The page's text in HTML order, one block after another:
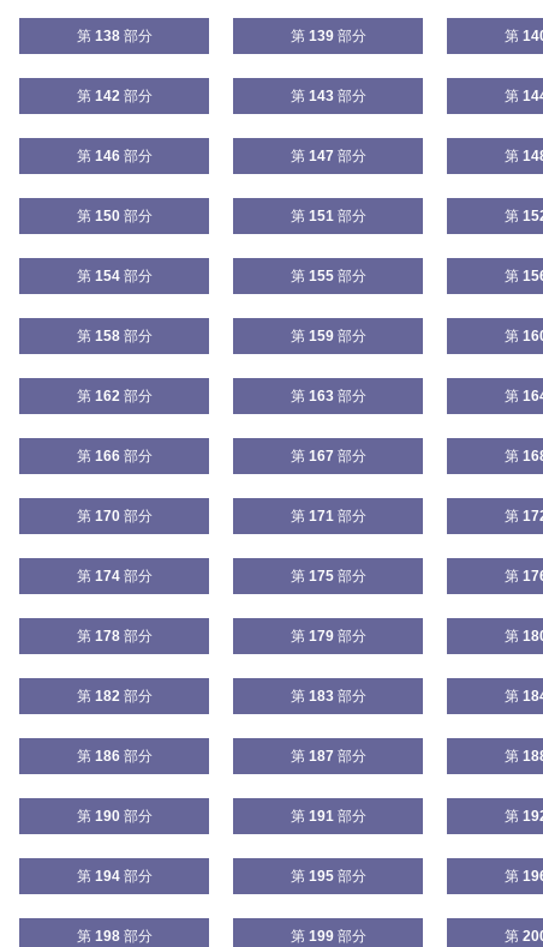
第 138部分 第 139部分 第
第 142部分 第 143部分 第
第 146部分 第 147 部分 第
第 150部分 第 151部分 第
第 154部分 第 155部分 第
第 158部分 第 159部分 第
第 162部分 第 163部分 第
第 166部分 第 167 部分 第
第 170部分 第 171部分 第
第 174部分 第 175部分 第
第 178部分 第 179部分 第
第 182部分 第 183部分 第
第 186部分 第 187 部分 第
第 190部分 第 191部分 第
第 194部分 第 195部分 第
第 198部分 第 199部分 第